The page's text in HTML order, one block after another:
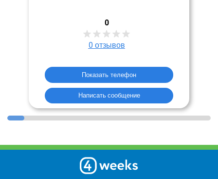
0
0 отзывов
Показать телефон
Написать сообщение